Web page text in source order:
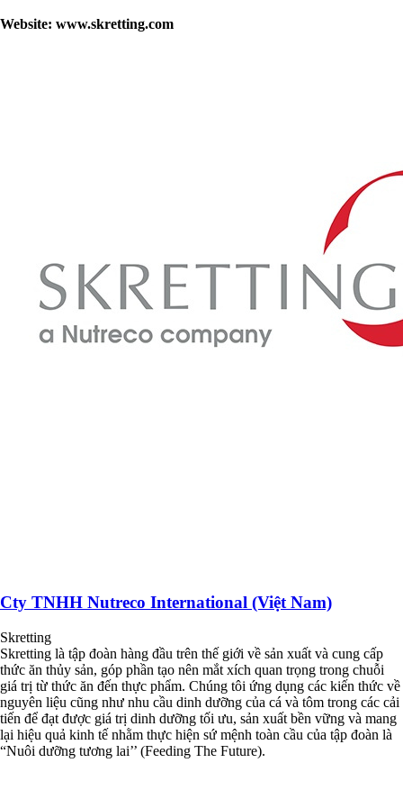
Website: www.skretting.com
Cty TNHH Nutreco International (Việt Nam)
Skretting
Skretting là tập đoàn hàng đầu trên thế giới về sản xuất và cung cấp
thức ăn thủy sản, góp phần tạo nên mắt xích quan trọng trong chuỗi
giá trị từ thức ăn đến thực phẩm. Chúng tôi ứng dụng các kiến ​​thức về
nguyên liệu cũng như nhu cầu dinh dưỡng của cá và tôm trong các cải
tiến để đạt được giá trị dinh dưỡng tối ưu, sản xuất bền vững và mang
lại hiệu quả kinh tế nhằm thực hiện sứ mệnh toàn cầu của tập đoàn là
“Nuôi dưỡng tương lai’’ (Feeding The Future).